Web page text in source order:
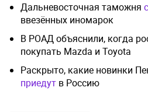
Дальневосточная таможня
ввезённых иномарок
В РОАД объяснили, когда
покупать Mazda и Toyota
Раскрыто, какие новинки
приедут в Россию